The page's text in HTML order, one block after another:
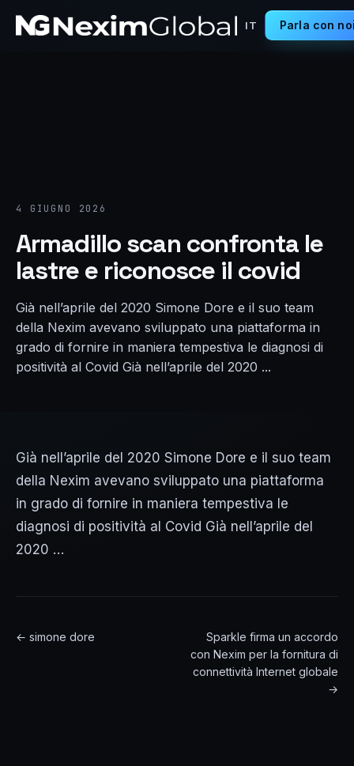
IT Parla con
4 GIUGNO 2026
Armadillo scan confronta le
lastre e riconosce il covid
Già nell’aprile del 2020 Simone Dore e il suo team
della Nexim avevano sviluppato una piattaforma in
grado di fornire in maniera tempestiva le diagnosi di
positività al Covid Già nell’aprile del 2020 ...
Già nell’aprile del 2020 Simone Dore e il suo team
della Nexim avevano sviluppato una piattaforma
in grado di fornire in maniera tempestiva le
diagnosi di positività al Covid Già nell’aprile del
2020 …
← simone dore
Sparkle firma un accordo
con Nexim per la fornitura di
connettività Internet globale
→